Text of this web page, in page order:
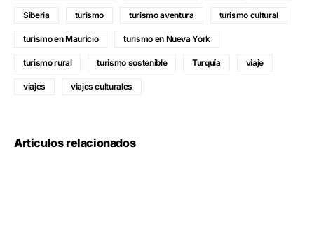
Siberia turismo turismo aventura turismo cultural
turismo en Mauricio turismo en Nueva York
turismo rural turismo sostenible Turquía viaje
viajes viajes culturales
Artículos relacionados